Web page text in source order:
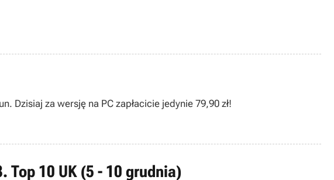
za wersję na PC zapłacicie jedynie 79,90 zł!
Top 10 UK (5 - 10 grudnia)